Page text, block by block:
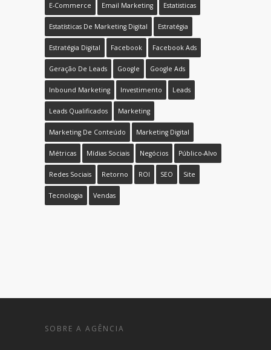
E-Commerce Email Marketing Estatisticas
Estatísticas De Marketing Digital Estratégia
Estratégia Digital Facebook Facebook Ads
Geração De Leads Google Google Ads
Inbound Marketing Investimento Leads
Leads Qualificados Marketing
Marketing De Conteúdo Marketing Digital
Métricas Mídias Sociais Negócios Público-Alvo
Redes Sociais Retorno ROI SEO Site
Tecnologia Vendas
SOBRE A AGÊNCIA